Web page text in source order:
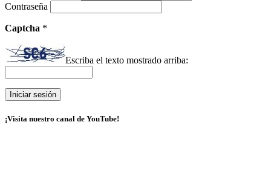
Contraseña
Captcha *
Escriba el texto mostrado arriba:
¡Visita nuestro canal de YouTube!